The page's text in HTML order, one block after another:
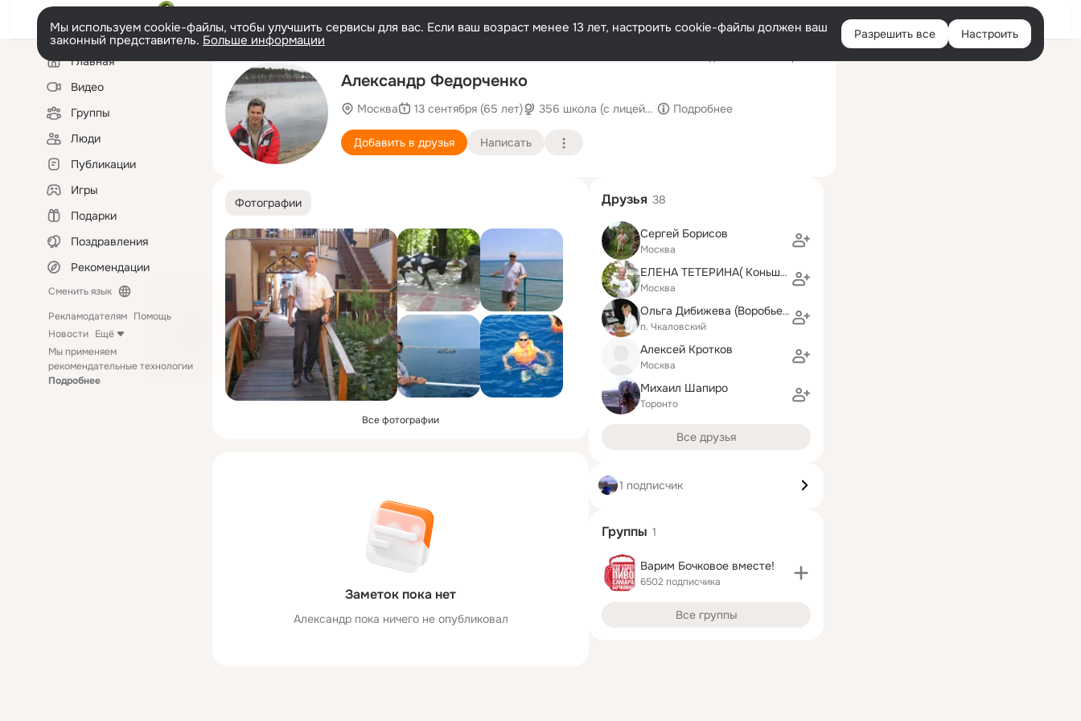
Войти
Мы используем cookie-файлы, чтобы улучшить сервисы для вас. Если ваш возраст менее 13 лет, настроить cookie-файлы должен ваш
законный представитель. Больше информации Разрешить все Настроить
Левая
колонкаГлавная
Видео
Группы
Люди
Публикации
Игры
Подарки
Поздравления
Рекомендации
Сменить язык
Рекламодателям Помощь
Новости Ещё
Мы применяем
рекомендательные технологии
Подробнее
Александр Федорченко
Москва 13 сентября (65 лет) 356 школа (с лицейскими и педагогическими классами)
Подробнее
Добавить в друзья Написать
Фотографии
Все фотографии
Заметок пока нет
Александр пока ничего не опубликовал
Друзья 38
Сергей Борисов
Москва
ЕЛЕНА ТЕТЕРИНА( Коньшина)
Москва
Ольга Дибижева (Воробьева)
п. Чкаловский
Алексей Кротков
Москва
Михаил Шапиро
Торонто
Все друзья
1 подписчик
Группы 1
Варим Бочковое вместе!
6502 подписчика
Все группы